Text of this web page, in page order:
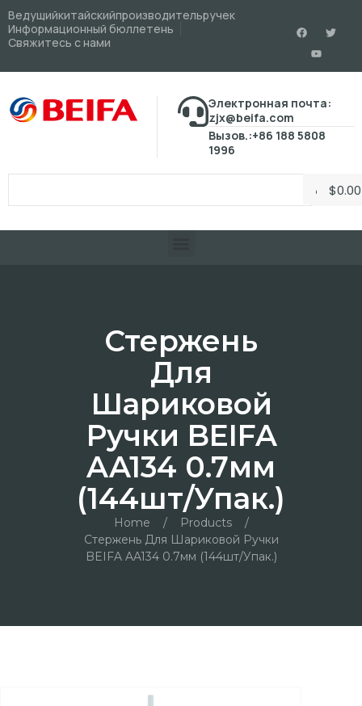
Ведущийкитайскийпроизводительручек
Информационный бюллетень
Свяжитесь с нами
Электронная почта:
zjx@beifa.com
Вызов.:+86 188 5808
1996
$0.00
Стержень
Для
Шариковой
Ручки BEIFA
AA134 0.7мм
(144шт/упак.)
Home / Products
/
Стержень Для Шариковой Ручки
BEIFA AA134 0.7мм (144шт/упак.)